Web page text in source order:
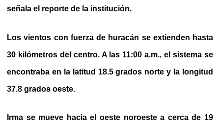
señala el reporte de la institución.
Los vientos con fuerza de huracán se extienden hasta
30 kilómetros del centro. A las 11:00 a.m., el sistema se
encontraba en la latitud 18.5 grados norte y la longitud
37.8 grados oeste.
Irma se mueve hacia el oeste noroeste a cerca de 19